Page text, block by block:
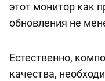
этот монитор как
обновления не
Естественно,
качества,